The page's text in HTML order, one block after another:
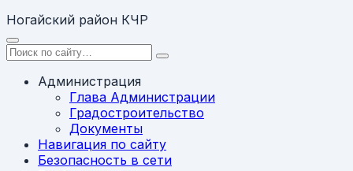
Ногайский район КЧР
Администрация
Глава Администрации
Градостроительство
Документы
Навигация по сайту
Безопасность в сети